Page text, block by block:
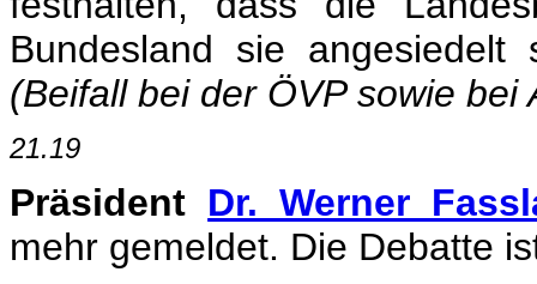
Bundesland sie
(Beifall bei der ÖVP sowie
21.19
Präsident Dr. Werner
mehr gemeldet. Die Debatte